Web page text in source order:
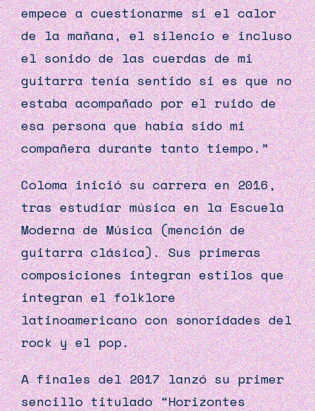
empece a cuestionarme si el calor
de la mañana, el silencio e incluso
el sonido de las cuerdas de mi
guitarra tenía sentido si es que no
estaba acompañado por el ruido de
esa persona que había sido mi
compañera durante tanto tiempo.”
Coloma inició su carrera en 2016,
tras estudiar música en la Escuela
Moderna de Música (mención de
guitarra clásica). Sus primeras
composiciones integran estilos que
integran el folklore
latinoamericano con sonoridades del
rock y el pop.
A finales del 2017 lanzó su primer
sencillo titulado “Horizontes